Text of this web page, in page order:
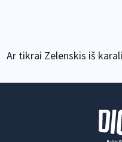
Ar tikrai Zelenskis iš